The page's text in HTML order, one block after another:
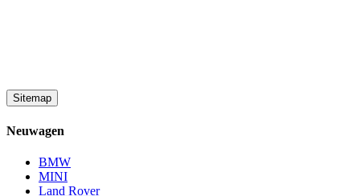
Sitemap
Neuwagen
BMW
MINI
Land Rover